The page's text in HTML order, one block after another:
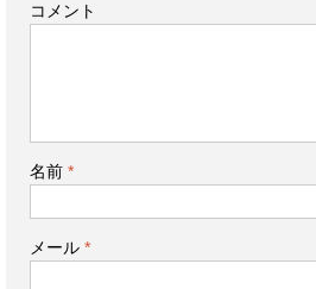
コメント
名前 *
メール *